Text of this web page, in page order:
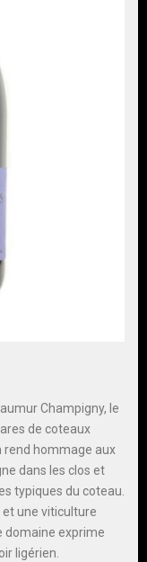
Champigny, le
de coteaux
rend hommage aux
dans les clos et
typiques du coteau.
et une viticulture
domaine exprime
ligérien.